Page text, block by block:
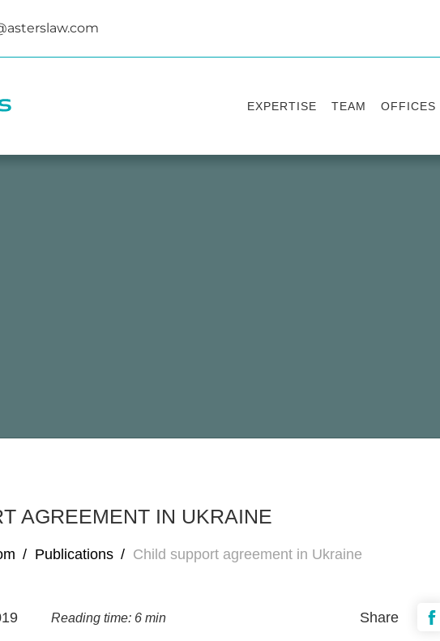
EXPERTISE TEAM OFFICES
AGREEMENT IN UKRAINE
/ Publications / Child support agreement in Ukraine
Reading time: 6 min Share